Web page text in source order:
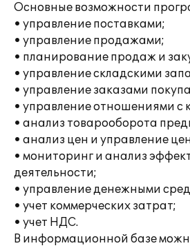
Основные возможности
• управление поставками;
• управление продажами;
• планирование продаж и
• управление складскими
• управление заказами
• управление отношениями с
• анализ товарооборота
• анализ цен и управление
• мониторинг и анализ
деятельности;
• управление денежными
• учет коммерческих затрат;
• учет НДС.
В информационной базе